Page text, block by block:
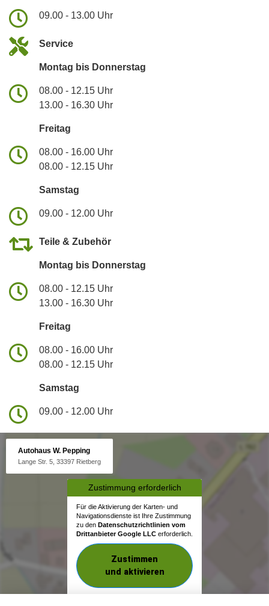
09.00 - 13.00 Uhr
Service
Montag bis Donnerstag
08.00 - 12.15 Uhr
13.00 - 16.30 Uhr
Freitag
08.00 - 16.00 Uhr
08.00 - 12.15 Uhr
Samstag
09.00 - 12.00 Uhr
Teile & Zubehör
Montag bis Donnerstag
08.00 - 12.15 Uhr
13.00 - 16.30 Uhr
Freitag
08.00 - 16.00 Uhr
08.00 - 12.15 Uhr
Samstag
09.00 - 12.00 Uhr
Autohaus W. Pepping
Lange Str. 5, 33397 Rietberg
Zustimmung erforderlich
Für die Aktivierung der Karten- und
Navigationsdienste ist Ihre Zustimmung
zu den Datenschutzrichtlinien vom
Drittanbieter Google LLC erforderlich.
Zustimmen
und aktivieren